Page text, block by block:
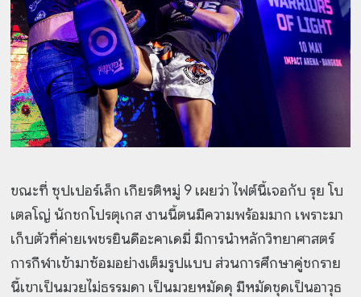
ขณะที่ ซุปเปอร์เล็ก เกียรติหมู่ 9 เผยว่า ไฟต์นี้เจอกับ รุย โบ
เตลโญ่ นักชกโปรตุเกส งานนี้ตนมีความพร้อมมาก เพราะมา
เก็บตัวที่ค่ายเพชรยินดีอะคาเดมี่ มีการนำหลักวิทยาศาสตร์
การกีฬาเข้ามาซ้อมอย่างเต็มรูปแบบ ส่วนการศึกษาคู่ชกราย
นี้เขาเป็นมวยไม่ธรรมดา เป็นมวยหมัดดุ มีหมัดชุดเป็นอาวุธ